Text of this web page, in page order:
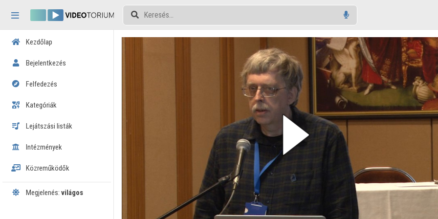
Tartalom kihagyása
Kezdőlap
Bejelentkezés
Felfedezés
Kategóriák
Lejátszási listák
Intézmények
Közreműködők
Megjelenés: világos